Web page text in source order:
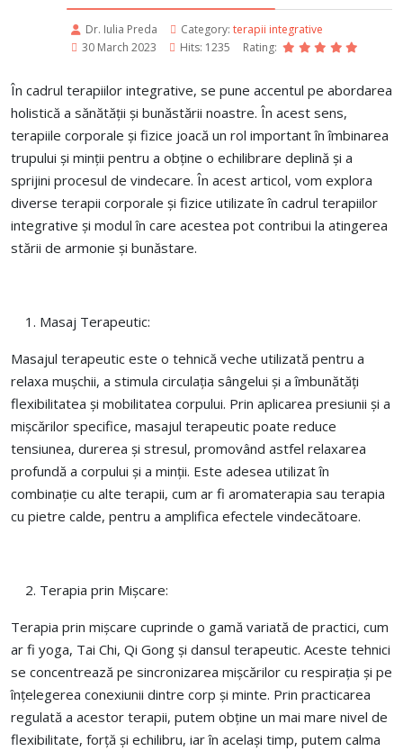
Dr. Iulia Preda Category: terapii integrative
30 March 2023
Hits: 1235 Rating:
În cadrul terapiilor integrative, se pune accentul pe abordarea
holistică a sănătății și bunăstării noastre. În acest sens,
terapiile corporale și fizice joacă un rol important în îmbinarea
trupului și minții pentru a obține o echilibrare deplină și a
sprijini procesul de vindecare. În acest articol, vom explora
diverse terapii corporale și fizice utilizate în cadrul terapiilor
integrative și modul în care acestea pot contribui la atingerea
stării de armonie și bunăstare.
Masaj Terapeutic:
Masajul terapeutic este o tehnică veche utilizată pentru a
relaxa mușchii, a stimula circulația sângelui și a îmbunătăți
flexibilitatea și mobilitatea corpului. Prin aplicarea presiunii și a
mișcărilor specifice, masajul terapeutic poate reduce
tensiunea, durerea și stresul, promovând astfel relaxarea
profundă a corpului și a minții. Este adesea utilizat în
combinație cu alte terapii, cum ar fi aromaterapia sau terapia
cu pietre calde, pentru a amplifica efectele vindecătoare.
Terapia prin Mișcare:
Terapia prin mișcare cuprinde o gamă variată de practici, cum
ar fi yoga, Tai Chi, Qi Gong și dansul terapeutic. Aceste tehnici
se concentrează pe sincronizarea mișcărilor cu respirația și pe
înțelegerea conexiunii dintre corp și minte. Prin practicarea
regulată a acestor terapii, putem obține un mai mare nivel de
flexibilitate, forță și echilibru, iar în același timp, putem calma